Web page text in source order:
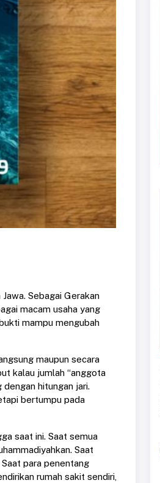
Sebagai Gerakan
macam usaha yang
mampu mengubah
maupun secara
kalau jumlah “anggota
hitungan jari.
bertumpu pada
saat ini. Saat semua
Saat
para penentang
rumah sakit sendiri,